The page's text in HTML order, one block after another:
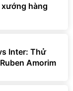
hàng
Inter: Thử
Amorim